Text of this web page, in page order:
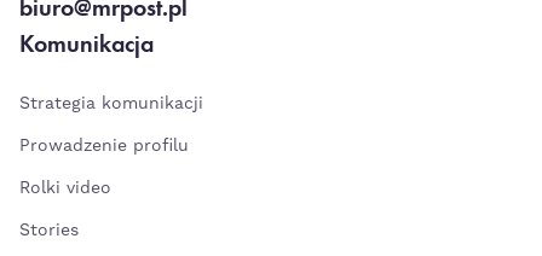
biuro@mrpost.pl
Komunikacja
Strategia komunikacji
Prowadzenie profilu
Rolki video
Stories